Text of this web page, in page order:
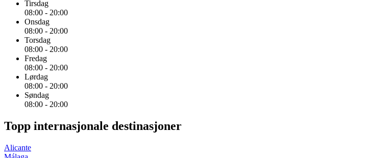
Tirsdag
08:00 - 20:00
Onsdag
08:00 - 20:00
Torsdag
08:00 - 20:00
Fredag
08:00 - 20:00
Lørdag
08:00 - 20:00
Søndag
08:00 - 20:00
Topp internasjonale destinasjoner
Alicante